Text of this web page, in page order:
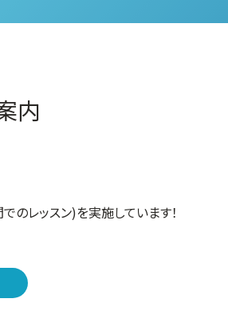
内
のレッスン)を実施しています！